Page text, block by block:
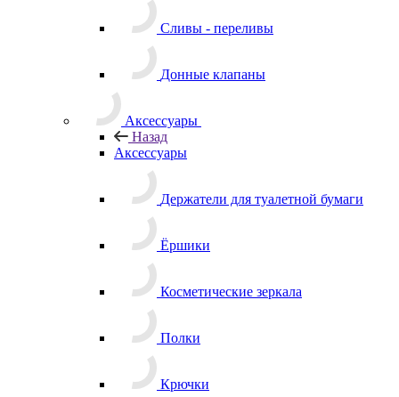
Сливы - переливы
Донные клапаны
Аксессуары
Назад
Аксессуары
Держатели для туалетной бумаги
Ёршики
Косметические зеркала
Полки
Крючки